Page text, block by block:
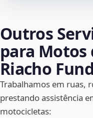
Outros
para Motos
Riacho
Trabalhamos em ruas,
prestando assistência
motocicletas: